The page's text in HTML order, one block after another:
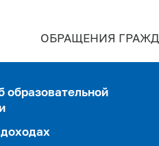
ОБРАЩЕНИЯ
образовательной